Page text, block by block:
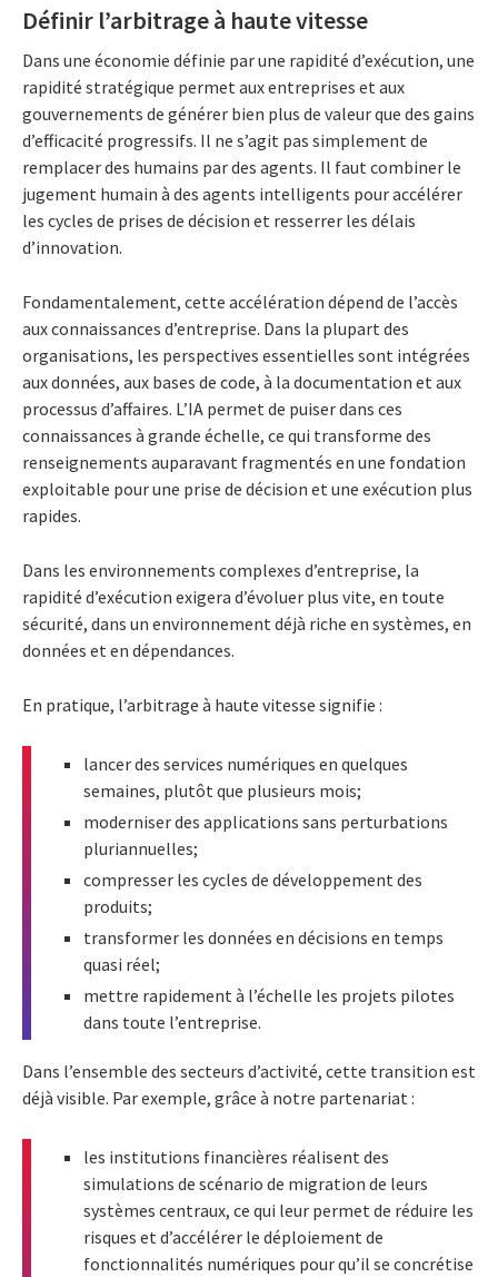
Définir l’arbitrage à haute vitesse
Dans une économie définie par une rapidité d’exécution, une
rapidité stratégique permet aux entreprises et aux
gouvernements de générer bien plus de valeur que des gains
d’efficacité progressifs. Il ne s’agit pas simplement de
remplacer des humains par des agents. Il faut combiner le
jugement humain à des agents intelligents pour accélérer
les cycles de prises de décision et resserrer les délais
d’innovation.
Fondamentalement, cette accélération dépend de l’accès
aux connaissances d’entreprise. Dans la plupart des
organisations, les perspectives essentielles sont intégrées
aux données, aux bases de code, à la documentation et aux
processus d’affaires. L’IA permet de puiser dans ces
connaissances à grande échelle, ce qui transforme des
renseignements auparavant fragmentés en une fondation
exploitable pour une prise de décision et une exécution plus
rapides.
Dans les environnements complexes d’entreprise, la
rapidité d’exécution exigera d’évoluer plus vite, en toute
sécurité, dans un environnement déjà riche en systèmes, en
données et en dépendances.
En pratique, l’arbitrage à haute vitesse signifie :
lancer des services numériques en quelques
semaines, plutôt que plusieurs mois;
moderniser des applications sans perturbations
pluriannuelles;
compresser les cycles de développement des
produits;
transformer les données en décisions en temps
quasi réel;
mettre rapidement à l’échelle les projets pilotes
dans toute l’entreprise.
Dans l’ensemble des secteurs d’activité, cette transition est
déjà visible. Par exemple, grâce à notre partenariat :
les institutions financières réalisent des
simulations de scénario de migration de leurs
systèmes centraux, ce qui leur permet de réduire les
risques et d’accélérer le déploiement de
fonctionnalités numériques pour qu’il se concrétise